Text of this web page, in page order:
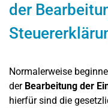
der
Normalerweise
der Bearbeitung der
hierfür sind die